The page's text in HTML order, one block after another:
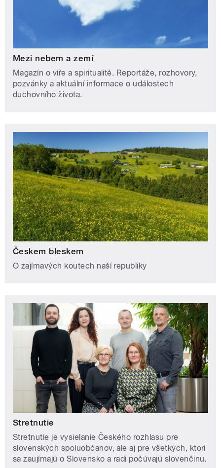
Mezi nebem a zemí
Magazín o víře a spiritualitě. Reportáže, rozhovory,
pozvánky a aktuální informace o událostech
duchovního života.
Českem bleskem
O zajímavých koutech naší republiky
Stretnutie
Stretnutie je vysielanie Českého rozhlasu pre
slovenských spoluobčanov, ale aj pre všetkých, ktorí
sa zaujímajú o Slovensko a radi počúvajú slovenčinu.